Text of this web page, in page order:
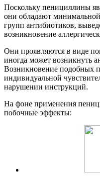
Поскольку пенициллины
они обладают
групп антибиотиков,
возникновение
Они проявляются в виде
иногда может возникнуть
Возникновение подобных
индивидуальной
нарушении инструкций.
На фоне применения
побочные эффекты: